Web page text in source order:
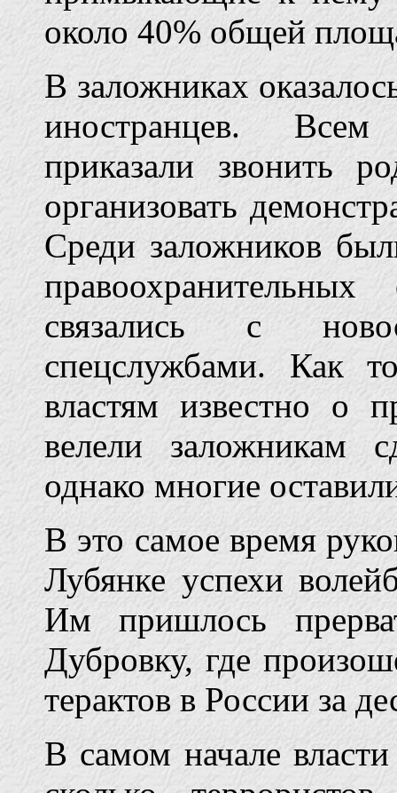
около 40% общей
В заложниках
иностранцев. Всем
приказали звонить
организовать
Среди заложников
связались с
спецслужбами. Как
властям известно о
велели заложникам
однако многие
В это самое время
Лубянке успехи
Им пришлось
Дубровку, где
терактов в России за
В самом начале